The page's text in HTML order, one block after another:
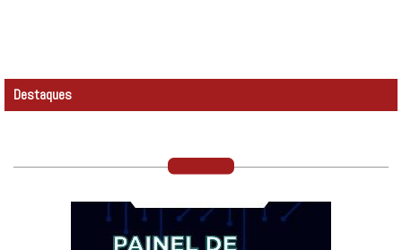
Destaques